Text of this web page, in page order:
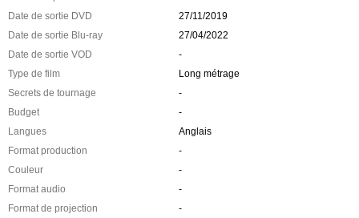
Date de sortie DVD
27/11/2019
Date de sortie Blu-ray
27/04/2022
Date de sortie VOD
-
Type de film
Long métrage
Secrets de tournage
-
Budget
-
Langues
Anglais
Format production
-
Couleur
-
Format audio
-
Format de projection
-